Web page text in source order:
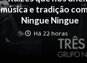
música e tradição
Ningue Ningue
Há 22 horas